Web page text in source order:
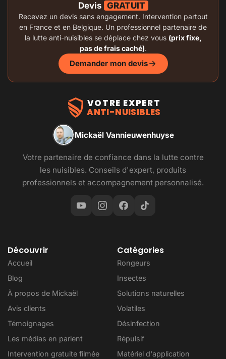
Devis GRATUIT
Recevez un devis sans engagement. Intervention partout
en France et en Belgique. Un professionnel partenaire de
la lutte anti-nuisibles se déplace chez vous (prix fixe,
pas de frais caché).
Demander mon devis
VOTRE EXPERT
ANTI-NUISIBLES
Mickaël Vannieuwenhuyse
Votre partenaire de confiance dans la lutte contre
les nuisibles. Conseils d'expert, produits
professionnels et accompagnement personnalisé.
Découvrir
Accueil
Blog
À propos de Mickaël
Avis clients
Témoignages
Les médias en parlent
Intervention gratuite filmée
Catégories
Rongeurs
Insectes
Solutions naturelles
Volatiles
Désinfection
Répulsif
Matériel d'application